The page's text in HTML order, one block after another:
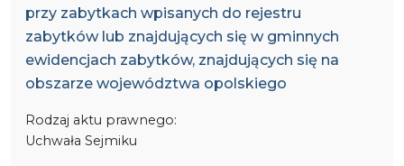
przy zabytkach wpisanych do rejestru
zabytków lub znajdujących się w gminnych
ewidencjach zabytków, znajdujących się na
obszarze województwa opolskiego
Rodzaj aktu prawnego:
Uchwała Sejmiku